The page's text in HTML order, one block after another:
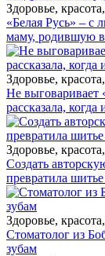
Здоровье,
«Белая Русь» – с
маму, родившую
Здоровье,
Не выговаривает
рассказала,
Здоровье,
Создать
превратила
Здоровье,
Стоматолог из
зубам